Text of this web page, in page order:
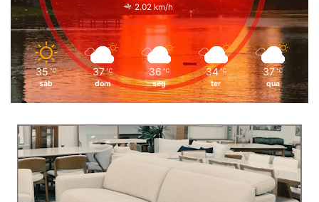
2.02 km/h
35 ℃
sáb
37 ℃
dom
36 ℃
seg
34 ℃
ter
37 ℃
qua